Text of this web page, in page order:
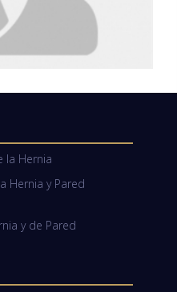
la Hernia
Hernia y Pared
y de Pared